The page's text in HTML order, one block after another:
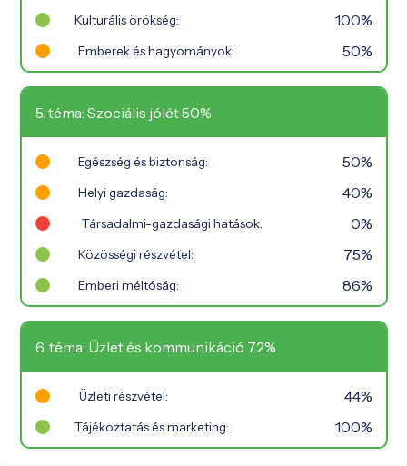
Kulturális örökség: 100%
Emberek és hagyományok: 50%
5. téma: Szociális jólét 50%
Egészség és biztonság: 50%
Helyi gazdaság: 40%
Társadalmi-gazdasági hatások: 0%
Közösségi részvétel: 75%
Emberi méltóság: 86%
6. téma: Üzlet és kommunikáció 72%
Üzleti részvétel: 44%
Tájékoztatás és marketing: 100%